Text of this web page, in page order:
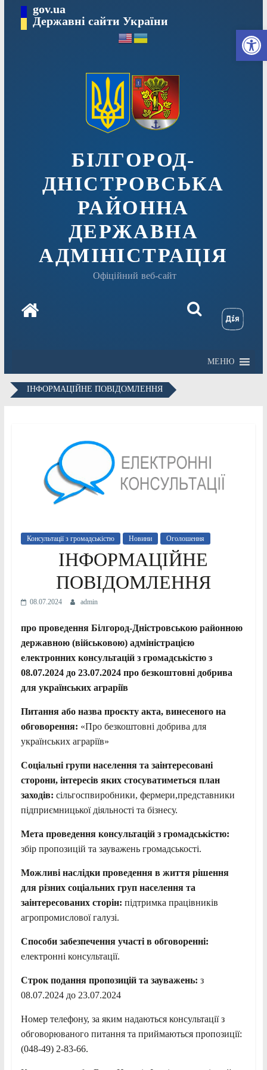
вмісту
gov.ua
Державні сайти України
БІЛГОРОД-
ДНІСТРОВСЬКА
РАЙОННА
ДЕРЖАВНА
АДМІНІСТРАЦІЯ
Офіційний веб-сайт
МЕНЮ
ІНФОРМАЦІЙНЕ ПОВІДОМЛЕННЯ
Консультації з громадськістю Новини Оголошення
ІНФОРМАЦІЙНЕ
ПОВІДОМЛЕННЯ
08.07.2024 admin
про проведення Білгород-Дністровською районною
державною (військовою) адміністрацією
електронних консультацій з громадськістю з
08.07.2024 до 23.07.2024 про безкоштовні добрива
для українських аграріїв
Питання або назва проєкту акта, винесеного на
обговорення: «Про безкоштовні добрива для
українських аграріїв»
Соціальні групи населення та заінтересовані
сторони, інтересів яких стосуватиметься план
заходів: сільгоспвиробники, фермери,представники
підприємницької діяльності та бізнесу.
Мета проведення консультацій з громадськістю:
збір пропозицій та зауважень громадськості.
Можливі наслідки проведення в життя рішення
для різних соціальних груп населення та
заінтересованих сторін: підтримка працівників
агропромислової галузі.
Способи забезпечення участі в обговоренні:
електронні консультації.
Строк подання пропозицій та зауважень: з
08.07.2024 до 23.07.2024
Номер телефону, за яким надаються консультації з
обговорюваного питання та приймаються пропозиції:
(048-49) 2-83-66.